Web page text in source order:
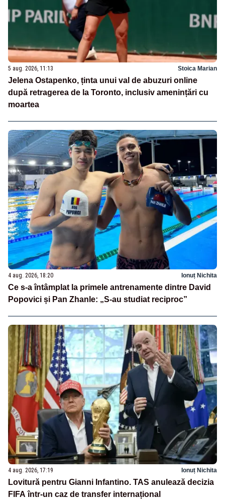
5 aug. 2026, 11:13 Stoica Marian
Jelena Ostapenko, ținta unui val de abuzuri online
după retragerea de la Toronto, inclusiv amenințări cu
moartea
4 aug. 2026, 18:20 Ionuț Nichita
Ce s-a întâmplat la primele antrenamente dintre David
Popovici și Pan Zhanle: „S-au studiat reciproc”
4 aug. 2026, 17:19 Ionuț Nichita
Lovitură pentru Gianni Infantino. TAS anulează decizia
FIFA într-un caz de transfer internațional